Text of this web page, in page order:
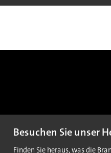
Besuchen Sie unser
Finden Sie heraus, was die